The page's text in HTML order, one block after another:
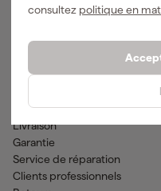
consultez politique en
EPI et vêtements de travail
Méthodes de paiement
Livraison
Garantie
Service de réparation
Clients professionnels